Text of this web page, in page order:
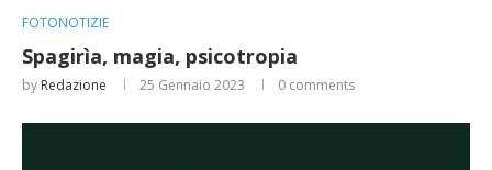
FOTONOTIZIE
Spagirìa, magia, psicotropia
by Redazione 25 Gennaio 2023 0 comments